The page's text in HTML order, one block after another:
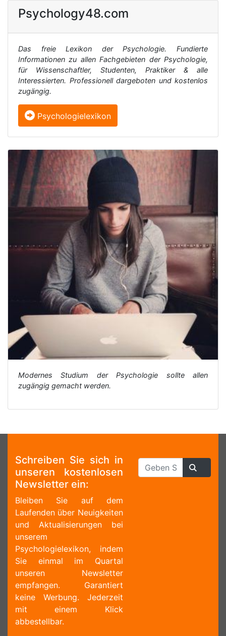
Psychology48.com
Das freie Lexikon der Psychologie. Fundierte
Informationen zu allen Fachgebieten der Psychologie,
für Wissenschaftler, Studenten, Praktiker & alle
Interessierten. Professionell dargeboten und kostenlos
zugängig.
Psychologielexikon
Modernes Studium der Psychologie sollte allen
zugängig gemacht werden.
Schreiben Sie sich in
unseren kostenlosen
Newsletter ein:
Bleiben Sie auf dem
Laufenden über Neuigkeiten
und Aktualisierungen bei
unserem
Psychologielexikon, indem
Sie einmal im Quartal
unseren Newsletter
empfangen. Garantiert
keine Werbung. Jederzeit
mit einem Klick
abbestellbar.